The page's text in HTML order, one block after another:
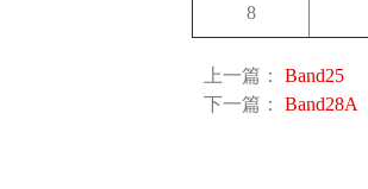
8
上一篇： Band25
下一篇： Band28A